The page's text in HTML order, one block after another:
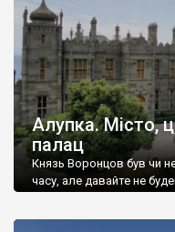
Алупка. Місто,
палац
Князь Воронцов був чи
часу, але давайте не